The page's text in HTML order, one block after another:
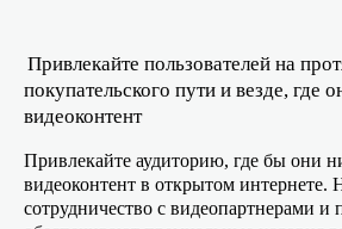
Привлекайте пользователей на
покупательского пути и везде, где
видеоконтент
Привлекайте аудиторию, где бы они
видеоконтент в открытом интернете.
сотрудничество с видеопартнерами и